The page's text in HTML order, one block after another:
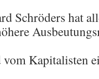
Schröders hat
Kapitalisten